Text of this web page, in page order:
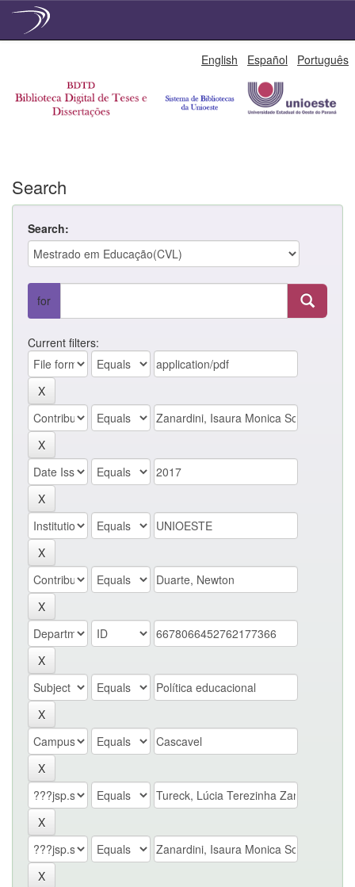
English Español Português
Search
Search:
for
Current filters: